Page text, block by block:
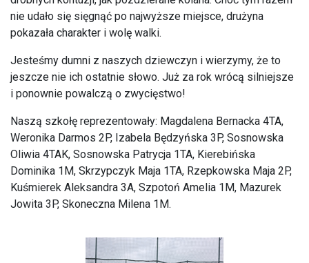
nie udało się sięgnąć po najwyższe miejsce, drużyna
pokazała charakter i wolę walki.
Jesteśmy dumni z naszych dziewczyn i wierzymy, że to
jeszcze nie ich ostatnie słowo. Już za rok wrócą silniejsze
i ponownie powalczą o zwycięstwo!
Naszą szkołę reprezentowały: Magdalena Bernacka 4TA,
Weronika Darmos 2P, Izabela Będzyńska 3P, Sosnowska
Oliwia 4TAK, Sosnowska Patrycja 1TA, Kierebińska
Dominika 1M, Skrzypczyk Maja 1TA, Rzepkowska Maja 2P,
Kuśmierek Aleksandra 3A, Szpotoń Amelia 1M, Mazurek
Jowita 3P, Skoneczna Milena 1M.